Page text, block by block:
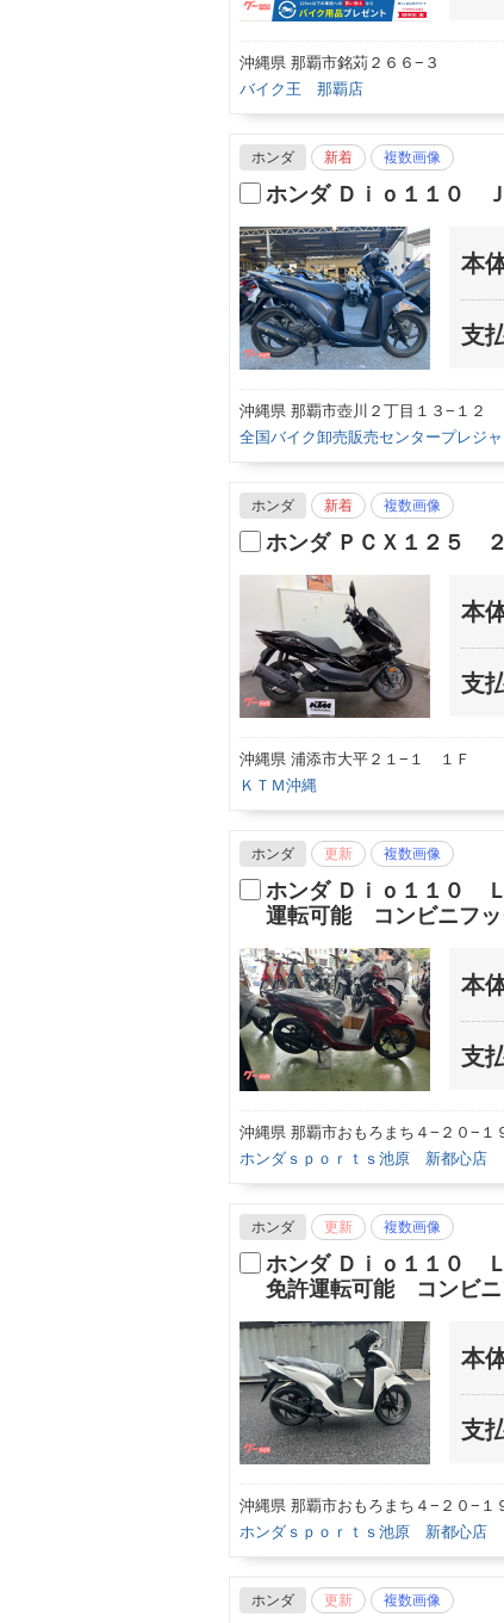
沖縄県 那覇市銘苅２６６−３
バイク王 那覇店
ホンダ 新着 複数画像
ホンダ Ｄｉｏ１１０
本
支
沖縄県 那覇市壺川２丁目１３−１２
全国バイク卸売販売センタープレジ
ホンダ 新着 複数画像
ホンダ ＰＣＸ１２５
本
支
沖縄県 浦添市大平２１−１ １Ｆ
ＫＴＭ沖縄
ホンダ 更新 複数画像
ホンダ Ｄｉｏ１１０
運転可能 コンビニフ
本
支
沖縄県 那覇市おもろまち４−２０−１
ホンダｓｐｏｒｔｓ池原 新都心店
ホンダ 更新 複数画像
ホンダ Ｄｉｏ１１０
免許運転可能 コンビニ
本
支
沖縄県 那覇市おもろまち４−２０−１
ホンダｓｐｏｒｔｓ池原 新都心店
ホンダ 更新 複数画像